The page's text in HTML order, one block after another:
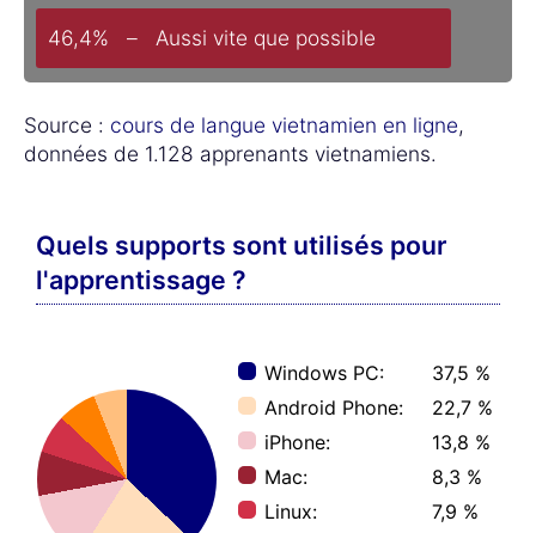
46,4% – Aussi vite que possible
Source : cours de langue vietnamien en ligne,
données de 1.128 apprenants vietnamiens.
Quels supports sont utilisés pour
l'apprentissage ?
Windows PC:
37,5 %
Android Phone:
22,7 %
iPhone:
13,8 %
Mac:
8,3 %
Linux:
7,9 %